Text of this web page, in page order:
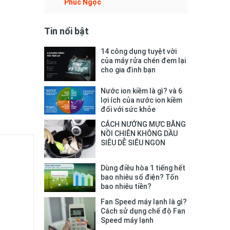
Phúc Ngọc
Tin nổi bật
14 công dụng tuyệt vời
của máy rửa chén đem lại
cho gia đình bạn
Nước ion kiềm là gì? và 6
lợi ích của nước ion kiềm
đối với sức khỏe
CÁCH NƯỚNG MỰC BẰNG
NỒI CHIÊN KHÔNG DẦU
SIÊU DỄ SIÊU NGON
Dùng điều hòa 1 tiếng hết
bao nhiêu số điện? Tốn
bao nhiêu tiền?
Fan Speed máy lạnh là gì?
Cách sử dụng chế độ Fan
Speed máy lạnh